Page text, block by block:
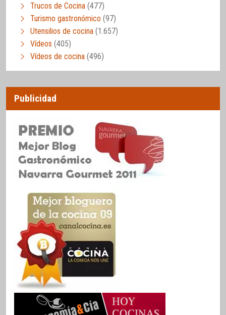
Trucos de Cocina (477)
Turismo gastronómico (97)
Utensilios de cocina (1.657)
Vídeos (405)
Vídeos de cocina (496)
Publicidad